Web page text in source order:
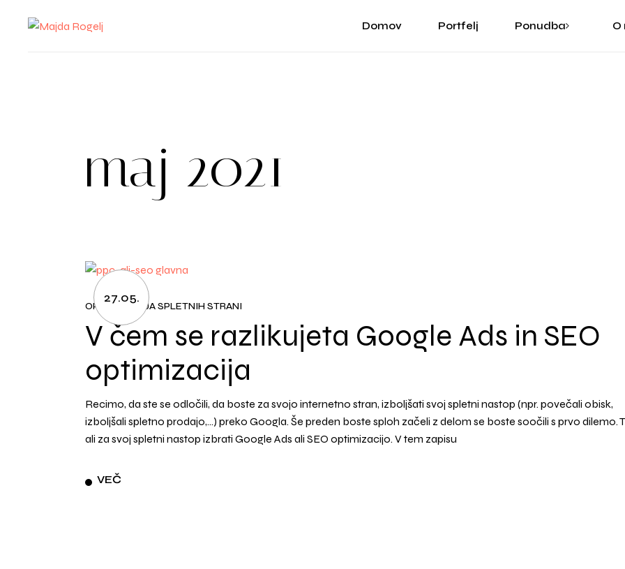
Domov Portfelj Ponudba O
Grafično
maj 2021
27.05.
OPTIMIZACIJA SPLETNIH STRANI
V čem se razlikujeta Google Ads in SEO
optimizacija
Recimo, da ste se odločili, da boste za svojo internetno stran, izboljšati svoj spletni nastop (npr. povečali obisk,
izboljšali spletno prodajo,…) preko Googla. Še preden boste sploh začeli z delom se boste soočili s prvo dilemo.
ali za svoj spletni nastop izbrati Google Ads ali SEO optimizacijo. V tem zapisu
VEČ